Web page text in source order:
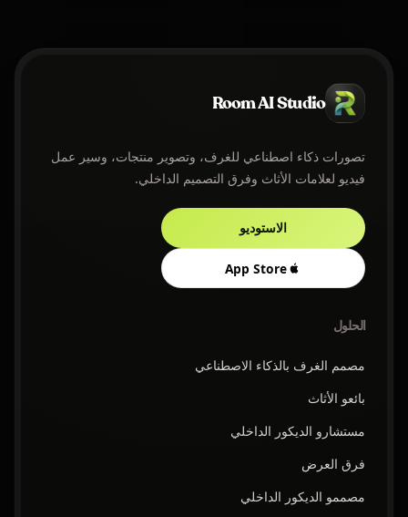
Room AI Studio
تصورات ذكاء اصطناعي للغرف، وتصوير منتجات، وسير عمل
فيديو لعلامات الأثاث وفرق التصميم الداخلي.
الاستوديو
App Store
الحلول
مصمم الغرف بالذكاء الاصطناعي
بائعو الأثاث
مستشارو الديكور الداخلي
فرق العرض
مصممو الديكور الداخلي